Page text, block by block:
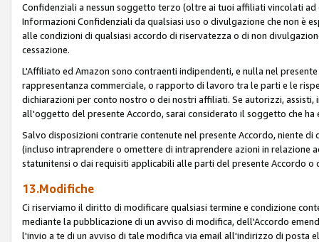
Confidenziali a nessun soggetto terzo (oltre ai tuoi affiliati vincolati
Informazioni Confidenziali da qualsiasi uso o divulgazione che non è
alle condizioni di qualsiasi accordo di riservatezza o di non
cessazione.
L'Affiliato ed Amazon sono contraenti indipendenti, e nulla nel
rappresentanza commerciale, o rapporto di lavoro tra le parti e le
dichiarazioni per conto nostro o dei nostri affiliati. Se autorizzi,
all'oggetto del presente Accordo, sarai considerato il soggetto che
Salvo disposizioni contrarie contenute nel presente Accordo, niente
(incluso intraprendere o omettere di intraprendere azioni in relazione
statunitensi o dai requisiti applicabili alle parti del presente Accordo o
13.Modifiche
Ci riserviamo il diritto di modificare qualsiasi termine e condizione
mediante la pubblicazione di un avviso di modifica, dell'Accordo
l'invio a te di un avviso di tale modifica via email all'indirizzo di